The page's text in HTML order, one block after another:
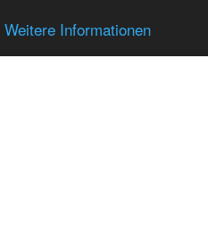
Weitere Informationen